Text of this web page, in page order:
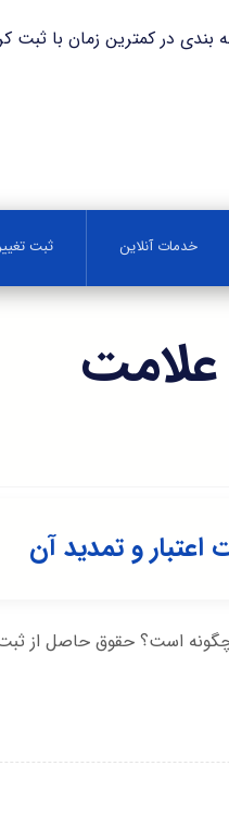
زمان با ثبت کریم خان برای
خدمات آنلاین ثبت
و تمدید آن
است؟ حقوق حاصل از